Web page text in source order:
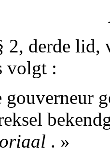
derde lid,
volgt :
gouverneur
. »